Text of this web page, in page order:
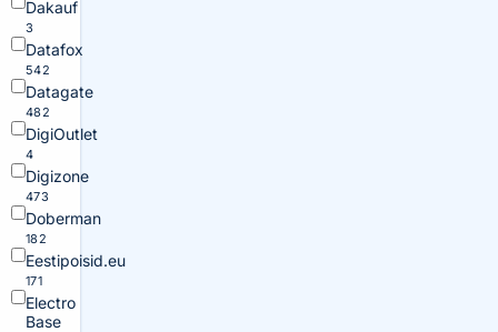
Dakauf
3
Datafox
542
Datagate
482
DigiOutlet
4
Digizone
473
Doberman
182
Eestipoisid.eu
171
Electro
Base